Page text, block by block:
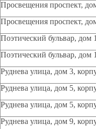
Просвещения проспект,
Просвещения проспект,
Поэтический бульвар, дом
Поэтический бульвар, дом
Руднева улица, дом 3,
Руднева улица, дом 5,
Руднева улица, дом 5,
Руднева улица, дом 9,